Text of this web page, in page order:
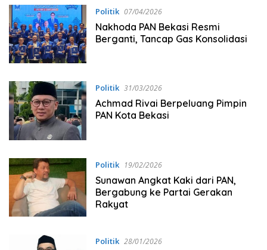
Politik 07/04/2026
Nakhoda PAN Bekasi Resmi
Berganti, Tancap Gas Konsolidasi
Politik 31/03/2026
Achmad Rivai Berpeluang Pimpin
PAN Kota Bekasi
Politik 19/02/2026
Sunawan Angkat Kaki dari PAN,
Bergabung ke Partai Gerakan
Rakyat
Politik 28/01/2026